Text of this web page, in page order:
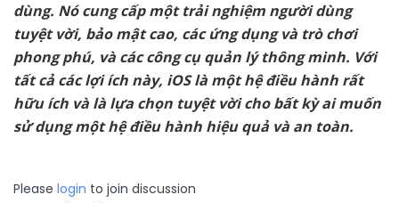
dùng. Nó cung cấp một trải nghiệm người dùng
tuyệt vời, bảo mật cao, các ứng dụng và trò chơi
phong phú, và các công cụ quản lý thông minh. Với
tất cả các lợi ích này, iOS là một hệ điều hành rất
hữu ích và là lựa chọn tuyệt vời cho bất kỳ ai muốn
sử dụng một hệ điều hành hiệu quả và an toàn.
Please login to join discussion